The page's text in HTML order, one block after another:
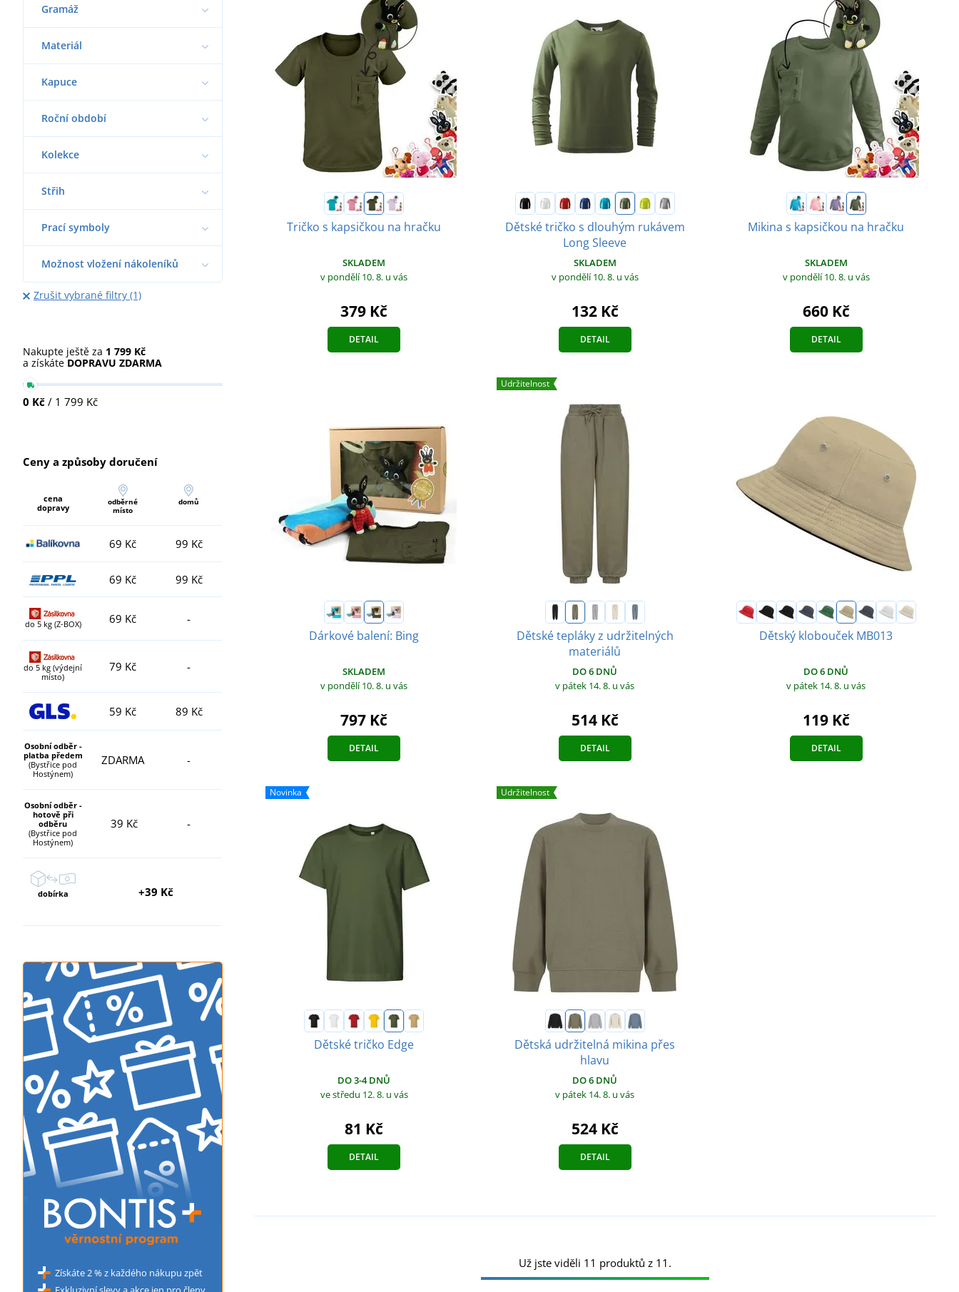
Gramáž
Materiál
Kapuce
Roční období
Kolekce
Střih
Prací symboly
Možnost vložení nákoleníků
Zrušit vybrané filtry (1)
Nakupte ještě za 1 799 Kč
a získáte DOPRAVU ZDARMA
0 Kč / 1 799 Kč
Ceny a způsoby doručení
cena
dopravy
odběrné
místo
domů
69 Kč 99 Kč
69 Kč 99 Kč
do 5 kg (Z-BOX) 69 Kč -
do 5 kg (výdejní
místo)
79 Kč -
59 Kč 89 Kč
Osobní odběr -
platba předem
(Bystřice pod
Hostýnem)
ZDARMA -
Osobní odběr -
hotově při
odběru
(Bystřice pod
Hostýnem)
39 Kč -
dobírka +39 Kč
Získáte 2 % z každého nákupu zpět
Tričko s kapsičkou na hračku
SKLADEM
v pondělí 10. 8. u vás
379 Kč
DETAIL
Dětské tričko s dlouhým rukávem
Long Sleeve
SKLADEM
v pondělí 10. 8. u vás
132 Kč
DETAIL
Mikina s kapsičkou na hračku
SKLADEM
v pondělí 10. 8. u vás
660 Kč
DETAIL
Dárkové balení: Bing
SKLADEM
v pondělí 10. 8. u vás
797 Kč
DETAIL
Udržitelnost
Dětské tepláky z udržitelných
materiálů
DO 6 DNŮ
v pátek 14. 8. u vás
514 Kč
DETAIL
Dětský klobouček MB013
DO 6 DNŮ
v pátek 14. 8. u vás
119 Kč
DETAIL
Novinka
Dětské tričko Edge
DO 3-4 DNŮ
ve středu 12. 8. u vás
81 Kč
DETAIL
Udržitelnost
Dětská udržitelná mikina přes
hlavu
DO 6 DNŮ
v pátek 14. 8. u vás
524 Kč
DETAIL
Už jste viděli 11 produktů z 11.